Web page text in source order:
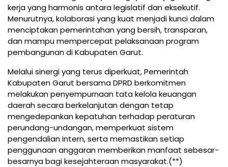
kerja yang harmonis antara legislatif dan eksekutif.
Menurutnya, kolaborasi yang kuat menjadi kunci dalam
menciptakan pemerintahan yang bersih, transparan,
dan mampu mempercepat pelaksanaan program
pembangunan di Kabupaten Garut.
Melalui sinergi yang terus diperkuat, Pemerintah
Kabupaten Garut bersama DPRD berkomitmen
melakukan penyempurnaan tata kelola keuangan
daerah secara berkelanjutan dengan tetap
mengedepankan kepatuhan terhadap peraturan
perundang-undangan, memperkuat sistem
pengendalian intern, serta memastikan setiap
penggunaan anggaran memberikan manfaat sebesar-
besarnya bagi kesejahteraan masyarakat.(**)